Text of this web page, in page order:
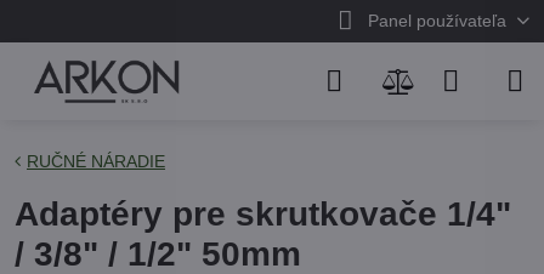
Panel používateľa
RUČNÉ NÁRADIE
Adaptéry pre skrutkovače 1/4"
/ 3/8" / 1/2" 50mm